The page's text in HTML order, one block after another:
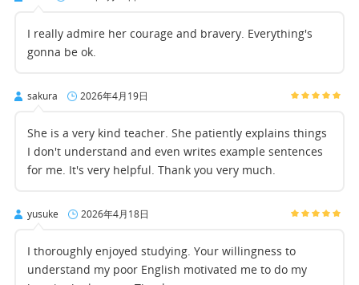
I really admire her courage and bravery. Everything's
gonna be ok.
sakura 2026年4月19日
She is a very kind teacher. She patiently explains things
I don't understand and even writes example sentences
for me. It's very helpful. Thank you very much.
yusuke 2026年4月18日
I thoroughly enjoyed studying. Your willingness to
understand my poor English motivated me to do my